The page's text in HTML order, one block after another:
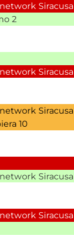
Siracusa
2
Siracusa
Siracusa
10
Siracusa
Siracusa